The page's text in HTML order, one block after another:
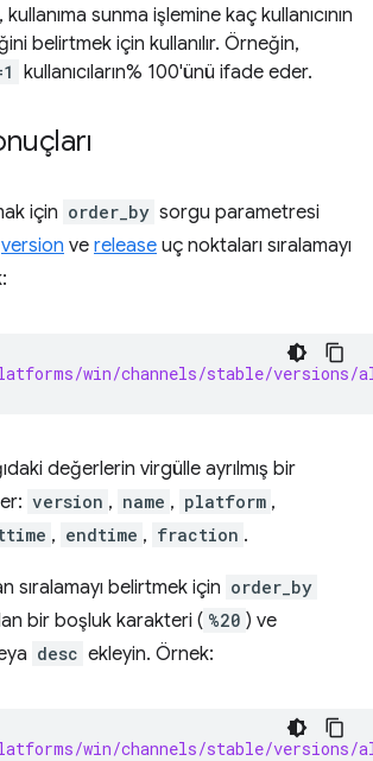
, kullanıma sunma işlemine kaç kullanıcının
belirtmek için kullanılır. Örneğin,
kullanıcıların% 100'ünü ifade eder.
için order_by sorgu parametresi
version ve release uç noktaları sıralamayı
win/channels/stable/
değerlerin virgülle ayrılmış bir
version , name , platform ,
, endtime , fraction .
sıralamayı belirtmek için order_by
bir boşluk karakteri ( %20 ) ve
desc ekleyin. Örnek:
win/channels/stable/versions/